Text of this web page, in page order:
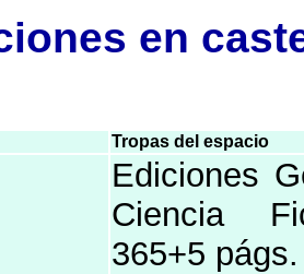
en
Tropas del espacio
Ediciones
Ciencia
365+5